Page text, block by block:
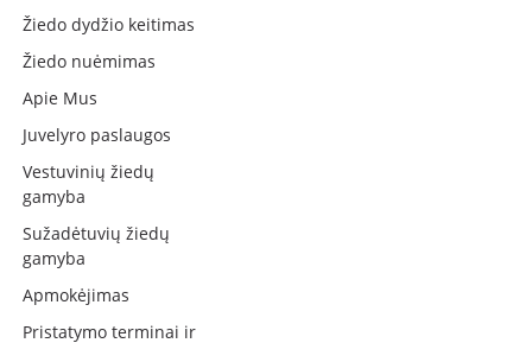
Žiedo dydžio keitimas
Žiedo nuėmimas
Apie Mus
Juvelyro paslaugos
Vestuvinių žiedų
gamyba
Sužadėtuvių žiedų
gamyba
Apmokėjimas
Pristatymo terminai ir